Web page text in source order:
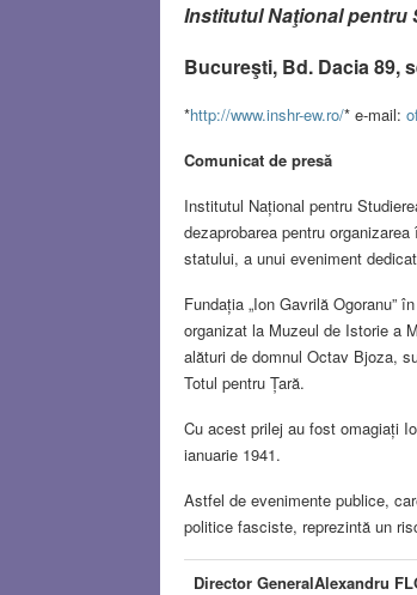
Institutul Naţional pentru
Bucureşti, Bd. Dacia 89,
*http://www.inshr-ew.ro/* e-mail:
Comunicat de presă
Institutul Național pentru
dezaprobarea pentru
statului, a unui eveniment
Fundația „Ion Gavrilă Ogoranu”
organizat la Muzeul de Istorie a
alături de domnul Octav Bjoza,
Totul pentru Țară.
Cu acest prilej au fost omagiați
ianuarie 1941.
Astfel de evenimente publice,
politice fasciste, reprezintă un
Director GeneralAlexandru